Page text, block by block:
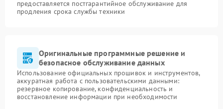
предоставляется постгарантийное обслуживание для
продления срока службы техники
Оригинальные программные решение и
безопасное обслуживание данных
Использование официальных прошивок и инструментов,
аккуратная работа с пользовательскими данными:
резервное копирование, конфиденциальность и
восстановление информации при необходимости